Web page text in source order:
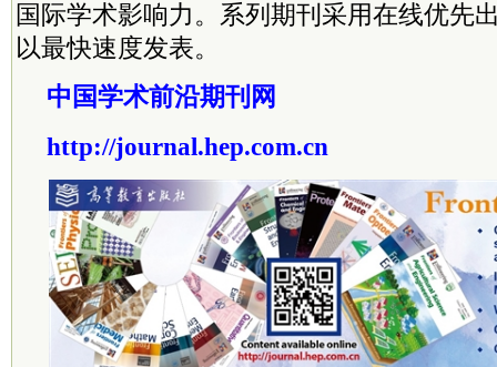
国际学术影响力。系列期刊采用在线优先
以最快速度发表。
中国学术前沿期刊网
http://journal.hep.com.cn